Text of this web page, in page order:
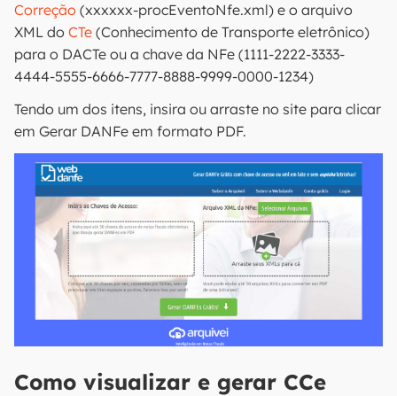
Correção (xxxxxx-procEventoNfe.xml) e o arquivo
XML do CTe (Conhecimento de Transporte eletrônico)
para o DACTe ou a chave da NFe (1111-2222-3333-
4444-5555-6666-7777-8888-9999-0000-1234)
Tendo um dos itens, insira ou arraste no site para clicar
em Gerar DANFe em formato PDF.
Como visualizar e gerar CCe